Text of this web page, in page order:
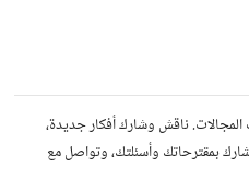
المجالات. ناقش وشارك أفكار جديدة،
بمقترحاتك وأسئلتك، وتواصل مع